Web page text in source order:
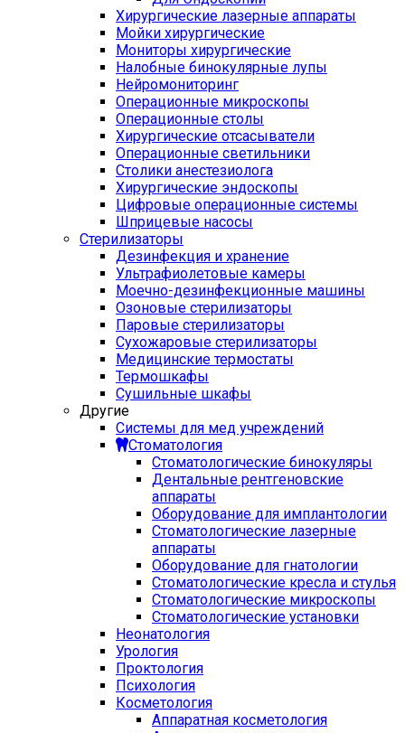
Хирургические лазерные аппараты
Мойки хирургические
Мониторы хирургические
Налобные бинокулярные лупы
Нейромониторинг
Операционные микроскопы
Операционные столы
Хирургические отсасыватели
Операционные светильники
Столики анестезиолога
Хирургические эндоскопы
Цифровые операционные системы
Шприцевые насосы
Стерилизаторы
Дезинфекция и хранение
Ультрафиолетовые камеры
Моечно-дезинфекционные машины
Озоновые стерилизаторы
Паровые стерилизаторы
Сухожаровые стерилизаторы
Медицинские термостаты
Термошкафы
Сушильные шкафы
Другие
Системы для мед учреждений
Стоматология
Стоматологические бинокуляры
Дентальные рентгеновские
аппараты
Оборудование для имплантологии
Стоматологические лазерные
аппараты
Оборудование для гнатологии
Стоматологические кресла и стулья
Стоматологические микроскопы
Стоматологические установки
Неонатология
Урология
Проктология
Психология
Косметология
Аппаратная косметология